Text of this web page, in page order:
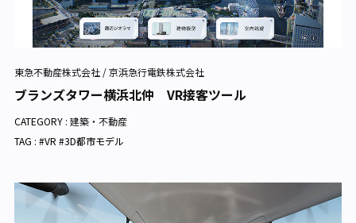
東急不動産株式会社 / 京浜急行電鉄株式会社
ブランズタワー横浜北仲 VR接客ツール
CATEGORY : 建築・不動産
TAG : #VR #3D都市モデル